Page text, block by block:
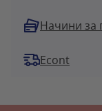
Начини за
Econt